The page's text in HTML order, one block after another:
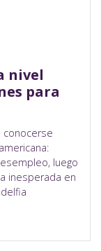
nivel
para
conocerse
luego
inesperada en